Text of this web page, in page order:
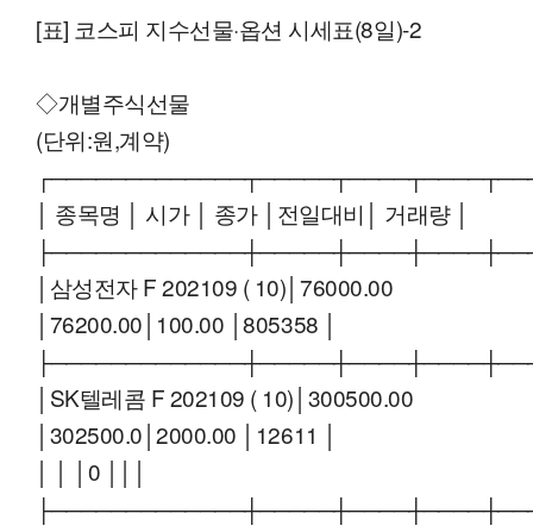
[표] 코스피 지수선물·옵션 시세표(8일)-2
◇개별주식선물
(단위:원,계약)
│ 종목명 │ 시가 │ 종가 │전일대비│ 거래량 │
│삼성전자 F 202109 ( 10)│76000.00
│76200.00│100.00 │805358 │
│SK텔레콤 F 202109 ( 10)│300500.00
│302500.0│2000.00 │12611 │
│ │ │0 │││